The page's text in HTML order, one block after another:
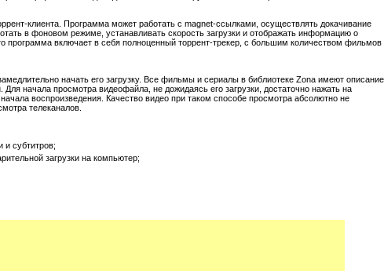
клиента. Программа может работать с magnet-ссылками, осуществлять докачивание
в фоновом режиме, устанавливать скорость загрузки и отображать информацию о
программа включает в себя полноценный торрент-трекер, с большим количеством фильмов
начать его загрузку. Все фильмы и сериалы в библиотеке Zona имеют описание
Для начала просмотра видеофайла, не дожидаясь его загрузки, достаточно нажать на
воспроизведения. Качество видео при таком способе просмотра абсолютно не
телеканалов.
и субтитров;
загрузки на компьютер;